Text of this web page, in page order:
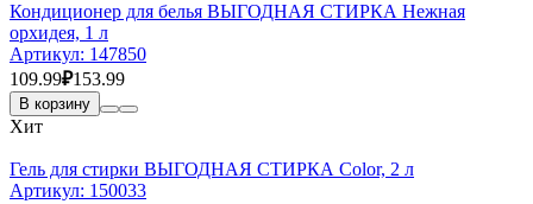
Кондиционер для белья ВЫГОДНАЯ СТИРКА Нежная
орхидея, 1 л
Артикул: 147850
109.99₽153.99
В корзину
Хит
Гель для стирки ВЫГОДНАЯ СТИРКА Color, 2 л
Артикул: 150033